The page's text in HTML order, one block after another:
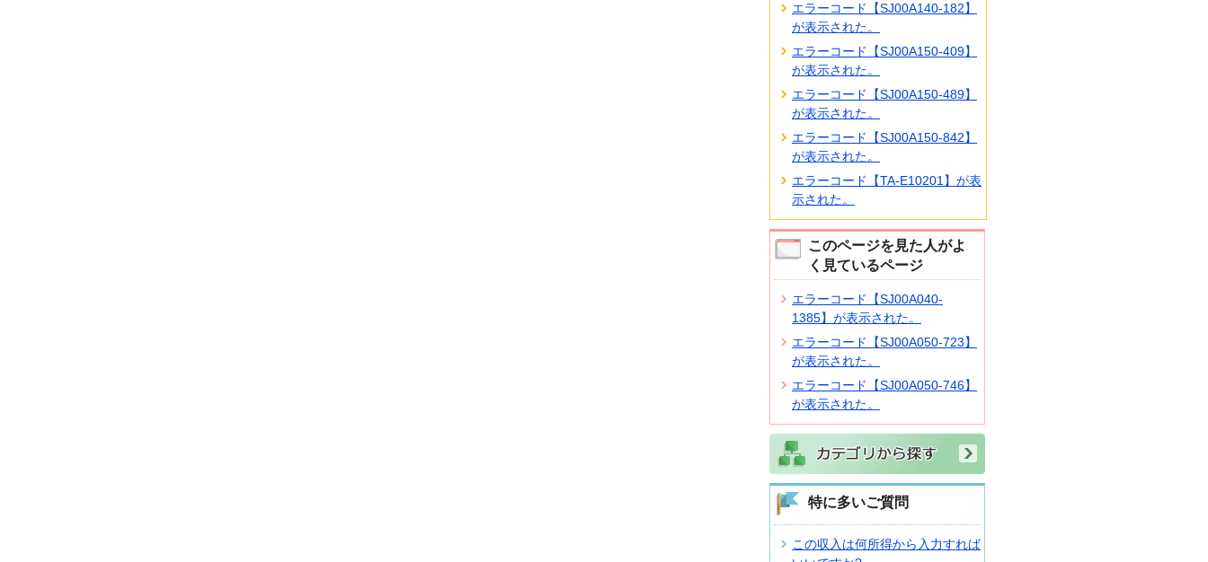
エラーコード【SJ00A140-182】
が表示された。
エラーコード【SJ00A150-409】
が表示された。
エラーコード【SJ00A150-489】
が表示された。
エラーコード【SJ00A150-842】
が表示された。
エラーコード【TA-E10201】が表
示された。
このページを見た人がよ
く見ているページ
エラーコード【SJ00A040-
1385】が表示された。
エラーコード【SJ00A050-723】
が表示された。
エラーコード【SJ00A050-746】
が表示された。
特に多いご質問
この収入は何所得から入力すれば